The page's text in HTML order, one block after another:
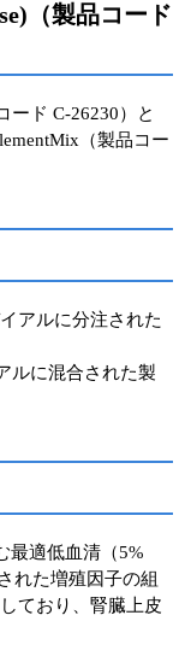
（製品コード
ード C-26230）と
（製品コー
アルに分注された
ルに混合された製
最適低血清（5%
れた増殖因子の組
ており、腎臓上皮